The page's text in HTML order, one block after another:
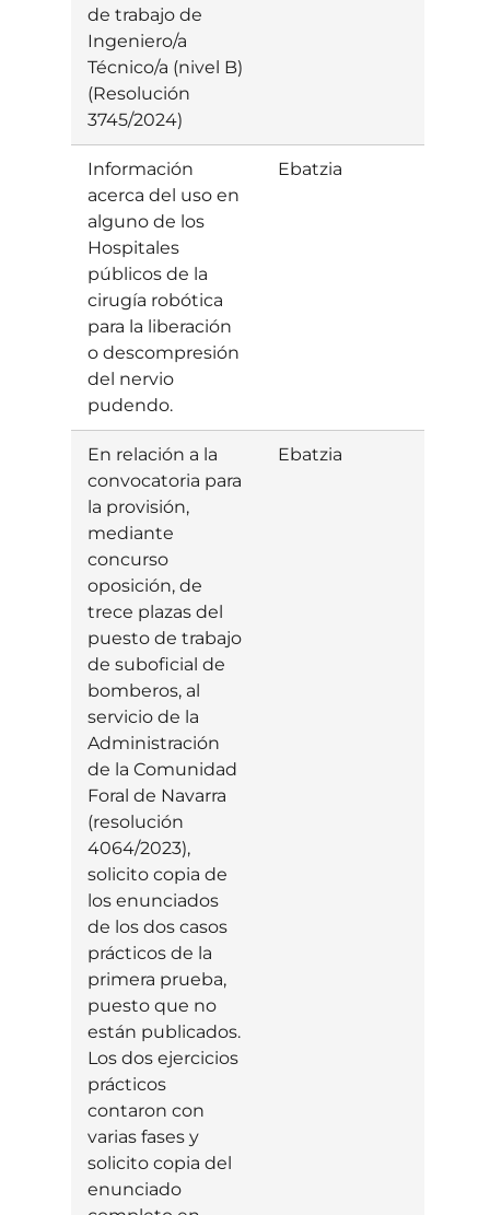
de trabajo de
Ingeniero/a
Técnico/a (nivel B)
(Resolución
3745/2024)
Información
acerca del uso en
alguno de los
Hospitales
públicos de la
cirugía robótica
para la liberación
o descompresión
del nervio
pudendo.
Ebatzia
En relación a la
convocatoria para
la provisión,
mediante
concurso
oposición, de
trece plazas del
puesto de trabajo
de suboficial de
bomberos, al
servicio de la
Administración
de la Comunidad
Foral de Navarra
(resolución
4064/2023),
solicito copia de
los enunciados
de los dos casos
prácticos de la
primera prueba,
puesto que no
están publicados.
Los dos ejercicios
prácticos
contaron con
varias fases y
solicito copia del
enunciado
Ebatzia